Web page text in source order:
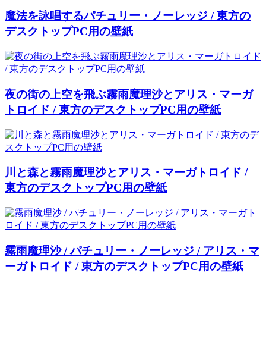
魔法を詠唱するパチュリー・ノーレッジ / 東方の
デスクトップPC用の壁紙
夜の街の上空を飛ぶ霧雨魔理沙とアリス・マーガ
トロイド / 東方のデスクトップPC用の壁紙
川と森と霧雨魔理沙とアリス・マーガトロイド /
東方のデスクトップPC用の壁紙
霧雨魔理沙 / パチュリー・ノーレッジ / アリス・マ
ーガトロイド / 東方のデスクトップPC用の壁紙